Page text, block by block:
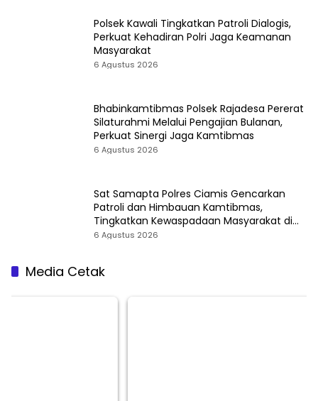
Polsek Kawali Tingkatkan Patroli Dialogis,
Perkuat Kehadiran Polri Jaga Keamanan
Masyarakat
6 Agustus 2026
Bhabinkamtibmas Polsek Rajadesa Pererat
Silaturahmi Melalui Pengajian Bulanan,
Perkuat Sinergi Jaga Kamtibmas
6 Agustus 2026
Sat Samapta Polres Ciamis Gencarkan
Patroli dan Himbauan Kamtibmas,
Tingkatkan Kewaspadaan Masyarakat di
Terminal Ciamis
6 Agustus 2026
Media Cetak